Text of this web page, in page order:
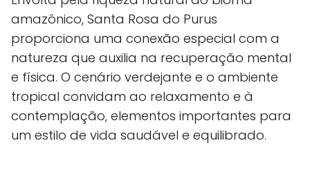
amazônico, Santa Rosa do Purus
proporciona uma conexão especial com a
natureza que auxilia na recuperação mental
e física. O cenário verdejante e o ambiente
tropical convidam ao relaxamento e à
contemplação, elementos importantes para
um estilo de vida saudável e equilibrado.